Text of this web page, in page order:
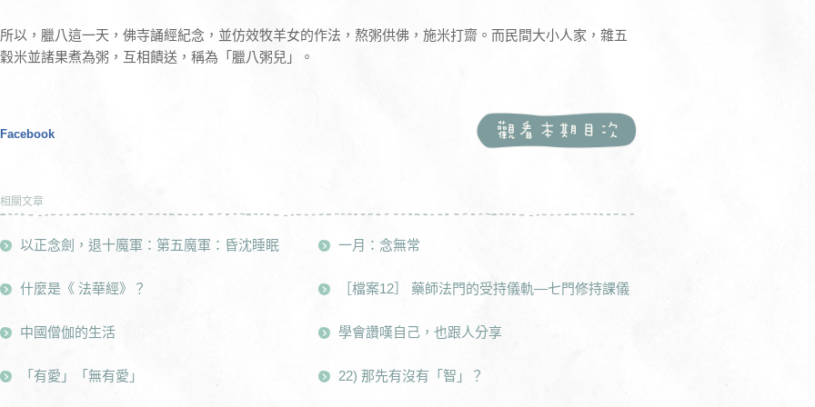
所以，臘八這一天，佛寺誦經紀念，並仿效牧羊女的作法，熬粥供佛，施米打齋。而民間大小人家，雜五
穀米並諸果煮為粥，互相饋送，稱為「臘八粥兒」。
Facebook
相關文章
以正念劍，退十魔軍：第五魔軍：昏沈睡眠
什麼是《 法華經》？
中國僧伽的生活
「有愛」「無有愛」
一月：念無常
［檔案12］ 藥師法門的受持儀軌—七門修持課儀
學會讚嘆自己，也跟人分享
22) 那先有沒有「智」？